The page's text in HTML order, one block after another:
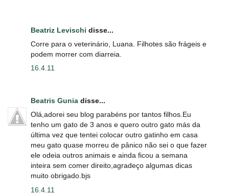
Beatriz Levischi disse...
Corre para o veterinário, Luana. Filhotes são frágeis e
podem morrer com diarreia.
16.4.11
Beatris Gunia disse...
Olá,adorei seu blog parabéns por tantos filhos.Eu
tenho um gato de 3 anos e quero outro gato más da
última vez que tentei colocar outro gatinho em casa
meu gato quase morreu de pânico não sei o que fazer
ele odeia outros animais e ainda ficou a semana
inteira sem comer direito,agradeço algumas dicas
muito obrigado.bjs
16.4.11